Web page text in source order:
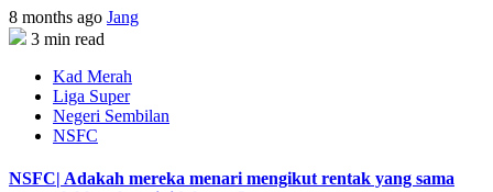
8 months ago Jang
3 min read
Kad Merah
Liga Super
Negeri Sembilan
NSFC
NSFC| Adakah mereka menari mengikut rentak yang sama